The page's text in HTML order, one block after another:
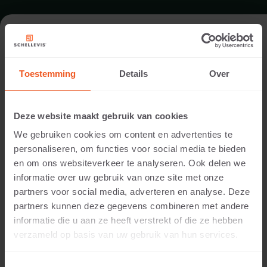
Toestemming Details Over
Deze website maakt gebruik van cookies
We gebruiken cookies om content en advertenties te
personaliseren, om functies voor social media te bieden
en om ons websiteverkeer te analyseren. Ook delen we
informatie over uw gebruik van onze site met onze
partners voor social media, adverteren en analyse. Deze
partners kunnen deze gegevens combineren met andere
informatie die u aan ze heeft verstrekt of die ze hebben
verzameld op basis van uw gebruik van hun services.
TUIN IN VUGHT
Architect:
Uitvoering:
van der Steen Tuinen
Locatie:
Brabant
Toepassing:
Tuin
Fotografie:
Cees Rijnen
Producten: